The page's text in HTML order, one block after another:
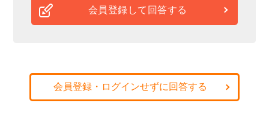
会員登録して回答する
会員登録・ログインせずに回答する